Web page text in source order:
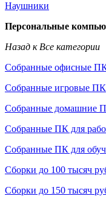
Наушники
Персональные
Назад к Все категории
Собранные офисные
Собранные игровые ПК
Собранные домашние
Собранные ПК для
Собранные ПК для
Сборки до 100 тысяч
Сборки до 150 тысяч